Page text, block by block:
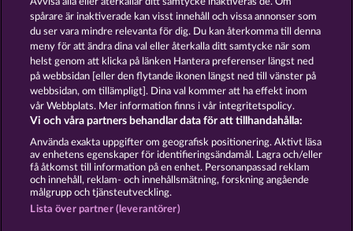
Användarvillkor Sekretesspolicy Avtryck
Om Företaget FAQ Partnerprogram
Facebook
Skicka in en begäran om att ångra köpet
spårare är inaktiverade kan visst innehåll och vissa annonser som
du ser vara mindre relevanta för dig. Du kan återkomma till denna
meny för att ändra dina val eller återkalla ditt samtycke när som
helst genom att klicka på länken Hantera preferenser längst ned
på webbsidan [eller den flytande ikonen längst ned till vänster på
webbsidan, om tillämpligt]. Dina val kommer att ha effekt inom
vår Webbplats. Mer information finns i vår integritetspolicy.
Vi och våra partners behandlar data för att tillhandahålla:
Använda exakta uppgifter om geografisk positionering. Aktivt läsa
av enhetens egenskaper för identifieringsändamål. Lagra och/eller
få åtkomst till information på en enhet. Personanpassad reklam
och innehåll, reklam- och innehållsmätning, forskning angående
målgrupp och tjänsteutveckling.
Lista över partner (leverantörer)